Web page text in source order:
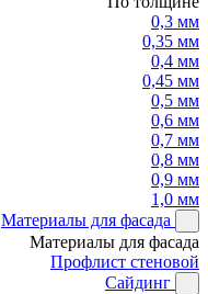
0,3 мм
0,35 мм
0,4 мм
0,45 мм
0,5 мм
0,6 мм
0,7 мм
0,8 мм
0,9 мм
1,0 мм
Материалы для фасада
Материалы для фасада
Профлист стеновой
Сайдинг